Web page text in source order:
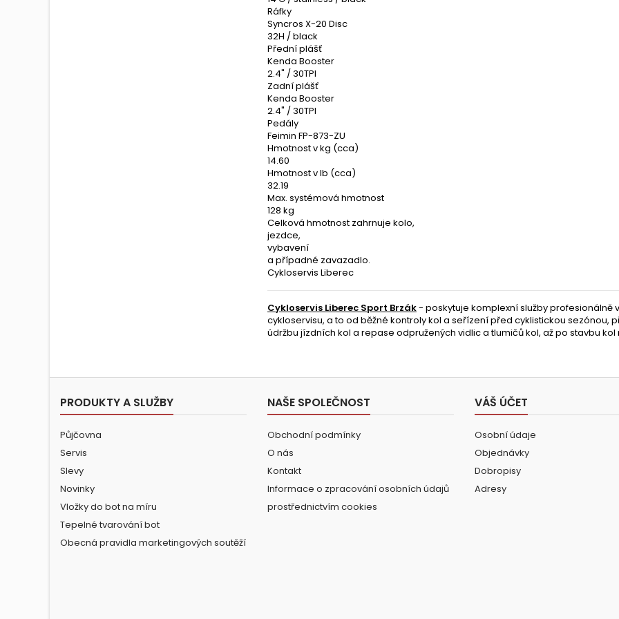
Ráfky
Syncros X-20 Disc
32H / black
Přední plášť
Kenda Booster
2.4" / 30TPI
Zadní plášť
Kenda Booster
2.4" / 30TPI
Pedály
Feimin FP-873-ZU
Hmotnost v kg (cca)
14.60
Hmotnost v lb (cca)
32.19
Max. systémová hmotnost
128 kg
Celková hmotnost zahrnuje kolo,
jezdce,
vybavení
a případné zavazadlo.
Cykloservis Liberec
Cykloservis Liberec Sport Brzák- poskytuje komplexní služby
cykloservisu, a to od běžné kontroly kol a seřízení před cyklistickou sezónou,
údržbu jízdních kol a repase odpružených vidlic a tlumičů kol, až po stavbu kol
PRODUKTY A SLUŽBY
Půjčovna
Servis
Slevy
Novinky
Vložky do bot na míru
Tepelné tvarování bot
Obecná pravidla marketingových soutěží
NAŠE SPOLEČNOST
Obchodní podmínky
O nás
Kontakt
Informace o zpracování osobních údajů
prostřednictvím cookies
VÁŠ ÚČET
Osobní údaje
Objednávky
Dobropisy
Adresy